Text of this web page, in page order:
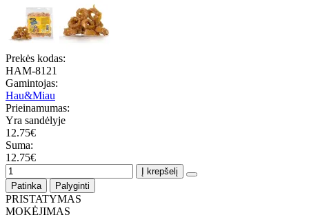
Prekės kodas:
HAM-8121
Gamintojas:
Hau&Miau
Prieinamumas:
Yra sandėlyje
12.75€
Suma:
12.75€
Į krepšelį
Patinka
Palyginti
PRISTATYMAS
MOKĖJIMAS